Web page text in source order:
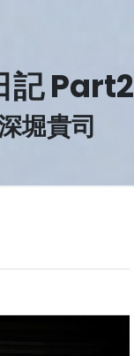
記 Part2
堀貴司